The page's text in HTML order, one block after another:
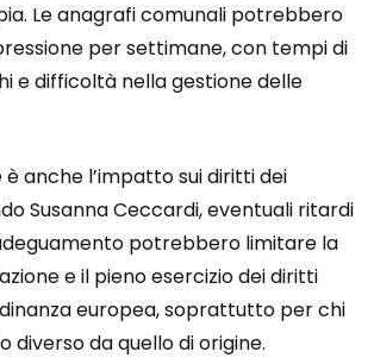
Le anagrafi comunali potrebbero
per settimane, con tempi di
e difficoltà nella gestione delle
anche l’impatto sui diritti dei
Susanna Ceccardi, eventuali ritardi
potrebbero limitare la
e il pieno esercizio dei diritti
europea, soprattutto per chi
diverso da quello di origine.